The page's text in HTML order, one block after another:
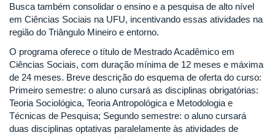
Busca também consolidar o ensino e a pesquisa de alto nível
em Ciências Sociais na UFU, incentivando essas atividades na
região do Triângulo Mineiro e entorno.
O programa oferece o título de Mestrado Acadêmico em
Ciências Sociais, com duração mínima de 12 meses e máxima
de 24 meses. Breve descrição do esquema de oferta do curso:
Primeiro semestre: o aluno cursará as disciplinas obrigatórias:
Teoria Sociológica, Teoria Antropológica e Metodologia e
Técnicas de Pesquisa; Segundo semestre: o aluno cursará
duas disciplinas optativas paralelamente às atividades de